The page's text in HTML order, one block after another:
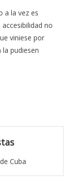
a la vez es
no
viniese por
pudiesen
Cuba